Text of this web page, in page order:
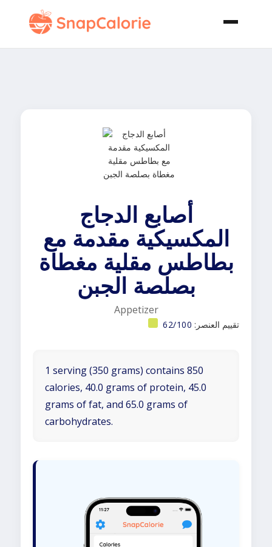
أصابع الدجاج
المكسيكية مقدمة مع
بطاطس مقلية مغطاة
بصلصة الجبن
Appetizer
تقييم العنصر: 62/100
1 serving (350 grams) contains 850
calories, 40.0 grams of protein, 45.0
grams of fat, and 65.0 grams of
carbohydrates.